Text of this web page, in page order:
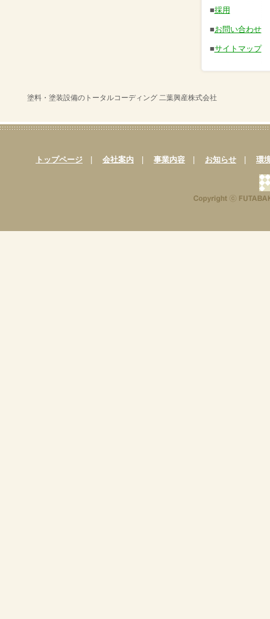
■採用
■お問い合わせ
■サイトマップ
塗料・塗装設備のトータルコーディング 二葉興産株式会社
トップページ 会社案内 事業内容 お知らせ 環